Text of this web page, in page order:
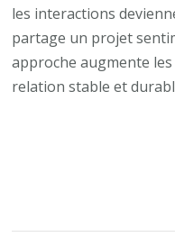
les interactions
partage un projet
approche augmente
relation stable et